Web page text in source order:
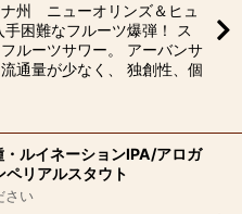
州 ニューオリンズ＆ヒュ
困難なフルーツ爆弾！ ス
ルーツサワー。 アーバンサ
通量が少なく、 独創性、個
ルイネーションIPA/アロガ
リアルスタウト
さい